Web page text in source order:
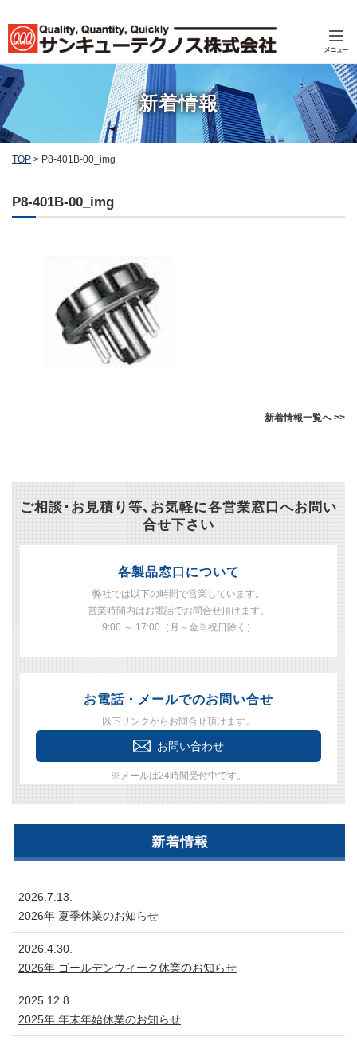
新着情報
TOP > P8-401B-00_img
P8-401B-00_img
新着情報一覧へ >>
ご相談･お見積り等､お気軽に各営業窓口へお問い
合せ下さい
各製品窓口について
弊社では以下の時間で営業しています。
営業時間内はお電話でお問合せ頂けます。
9:00 ～ 17:00（月～金※祝日除く）
お電話・メールでのお問い合せ
以下リンクからお問合せ頂けます。
お問い合わせ
※メールは24時間受付中です。
新着情報
2026.7.13.
2026年 夏季休業のお知らせ
2026.4.30.
2026年 ゴールデンウィーク休業のお知らせ
2025.12.8.
2025年 年末年始休業のお知らせ